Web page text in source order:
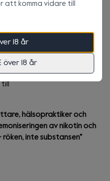
att komma vidare till
18 år
över 18 år
bidra till att minska
av nikotinanvändningen
former i stället för att
Fagerström. Slutligen
är en inbjudan till
nikotin, så väl som en
hälsopraktiker och
av nikotin och
inte substansen”